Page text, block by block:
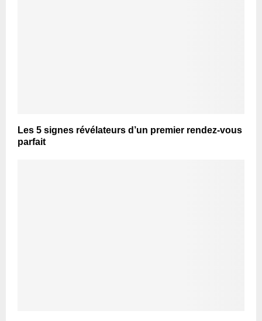
Les 5 signes révélateurs d’un premier rendez-vous
parfait